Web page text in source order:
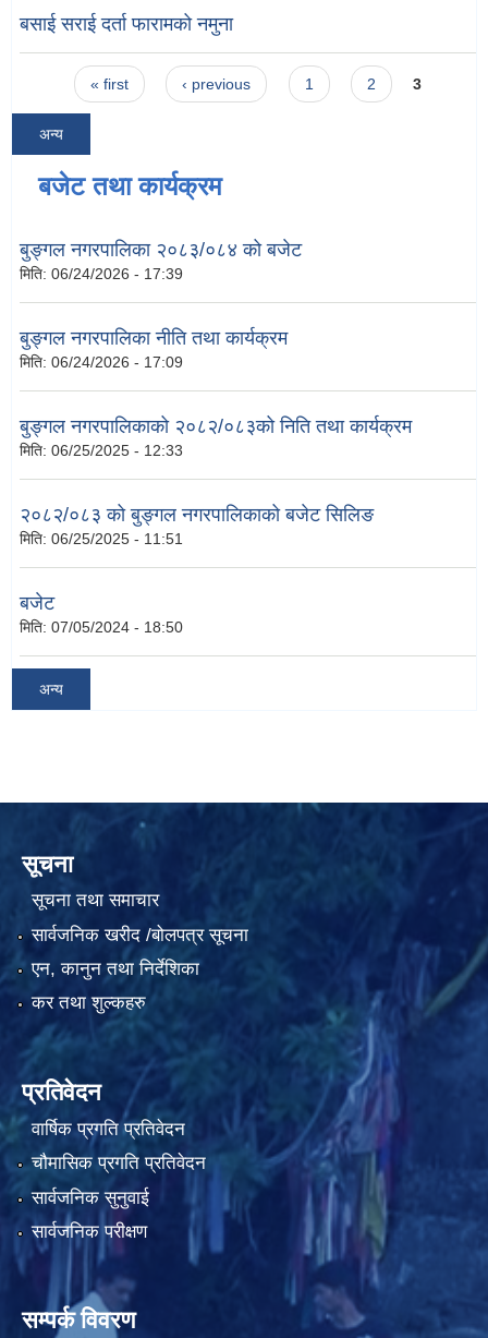
बसाई सराई दर्ता फारामको नमुना
Pages« first ‹ previous 1 2 3
अन्य
बजेट तथा कार्यक्रम
बुङ्गल नगरपालिका २०८३/०८४ को बजेट
मिति: 06/24/2026 - 17:39
बुङ्गल नगरपालिका नीति तथा कार्यक्रम
मिति: 06/24/2026 - 17:09
बुङ्गल नगरपालिकाको २०८२/०८३को निति तथा कार्यक्रम
मिति: 06/25/2025 - 12:33
२०८२/०८३ को बुङ्गल नगरपालिकाको बजेट सिलिङ
मिति: 06/25/2025 - 11:51
बजेट
मिति: 07/05/2024 - 18:50
अन्य
सूचना
सूचना तथा समाचार
सार्वजनिक खरीद /बोलपत्र सूचना
एन, कानुन तथा निर्देशिका
कर तथा शुल्कहरु
प्रतिवेदन
वार्षिक प्रगति प्रतिवेदन
चौमासिक प्रगति प्रतिवेदन
सार्वजनिक सुनुवाई
सार्वजनिक परीक्षण
सम्पर्क विवरण